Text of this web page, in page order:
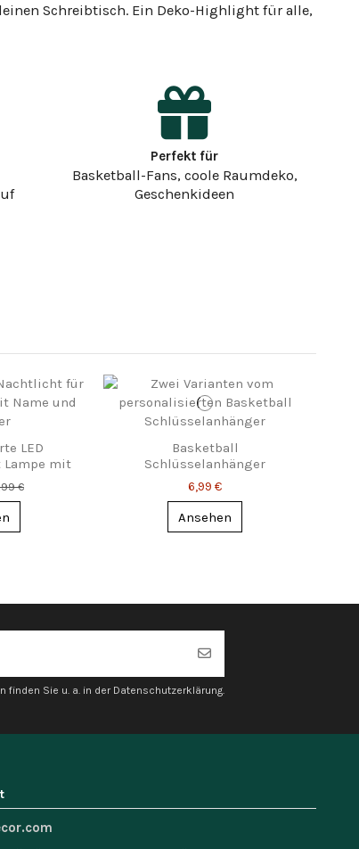
Schreibtisch. Ein Deko-Highlight für alle,
Perfekt für
Basketball-Fans, coole Raumdeko,
Geschenkideen
LED
Lampe mit
€
Basketball
Schlüsselanhänger
personalisiert – 2 Designs
mit Namen
6,99 €
Ansehen
Sie u. a. in der Datenschutzerklärung.